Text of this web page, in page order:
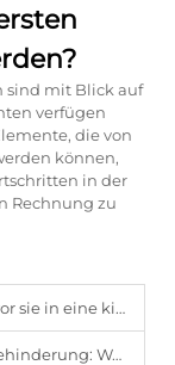
sind mit Blick auf
verfügen
die von
können,
in der
Rechnung zu
Prothese investieren?
maximalen Komfort?